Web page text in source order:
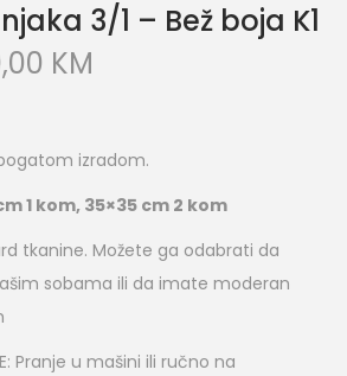
3/1 – Bež boja K1
KM
izradom.
1 kom, 35×35 cm 2 kom
tkanine. Možete ga odabrati da
sobama ili da imate moderan
Pranje u mašini ili ručno na